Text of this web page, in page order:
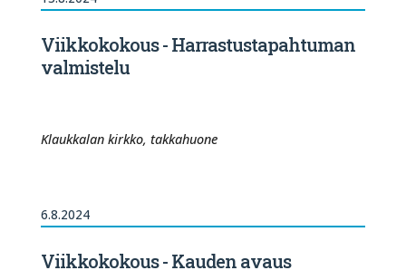
Viikkokokous - Harrastustapahtuman
valmistelu
Klaukkalan kirkko, takkahuone
6.8.2024
Viikkokokous - Kauden avaus